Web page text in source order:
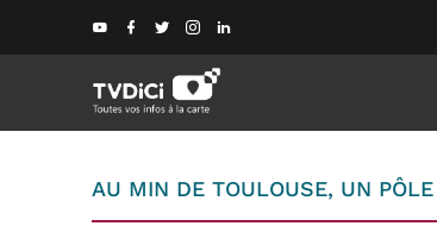
AU MIN DE TOULOUSE, UN